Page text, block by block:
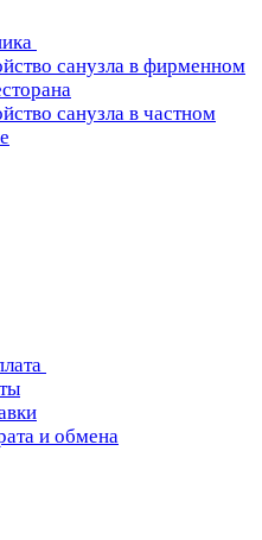
санузла в фирменном
санузла в частном
и обмена